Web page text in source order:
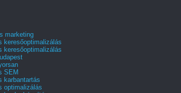
marketing
keresőoptimalizálás
keresőoptimalizálás
SEM
karbantartás
optimalizálás